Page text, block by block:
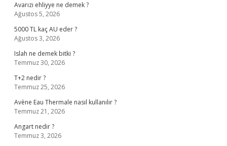
Avarızı ehliyye ne demek ?
Ağustos 5, 2026
5000 TL kaç AU eder ?
Ağustos 3, 2026
Islah ne demek bitki ?
Temmuz 30, 2026
T+2 nedir ?
Temmuz 25, 2026
Avène Eau Thermale nasıl kullanılır ?
Temmuz 21, 2026
Angart nedir ?
Temmuz 3, 2026